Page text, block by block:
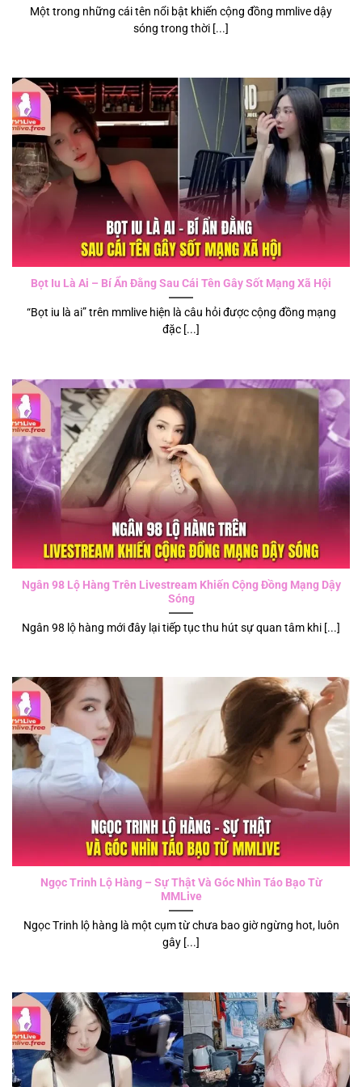
Một trong những cái tên nổi bật khiến cộng đồng mmlive dậy
sóng trong thời [...]
Bọt Iu Là Ai – Bí Ẩn Đằng Sau Cái Tên Gây Sốt Mạng Xã Hội
“Bọt iu là ai” trên mmlive hiện là câu hỏi được cộng đồng mạng
đặc [...]
Ngân 98 Lộ Hàng Trên Livestream Khiến Cộng Đồng Mạng Dậy
Sóng
Ngân 98 lộ hàng mới đây lại tiếp tục thu hút sự quan tâm khi [...]
Ngọc Trinh Lộ Hàng – Sự Thật Và Góc Nhìn Táo Bạo Từ
MMLive
Ngọc Trinh lộ hàng là một cụm từ chưa bao giờ ngừng hot, luôn
gây [...]